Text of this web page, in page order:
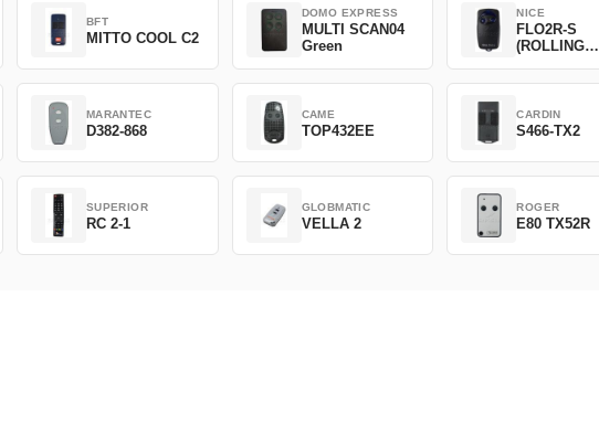
BFT
MITTO COOL C2
DOMO EXPRESS
MULTI SCAN04
Green
NICE
FLO2R-S
(ROLLING
MARANTEC
D382-868
CAME
TOP432EE
CARDIN
S466-TX2
SUPERIOR
RC 2-1
GLOBMATIC
VELLA 2
ROGER
E80 TX52R